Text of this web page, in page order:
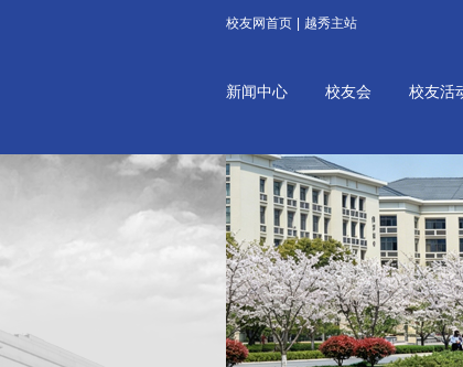
校友网首页 越秀主站
新闻中心 校友会 校友活